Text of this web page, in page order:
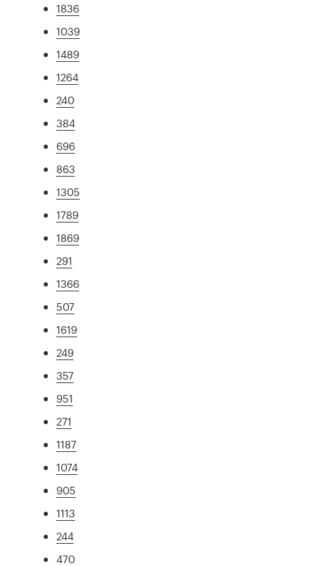
1836
1039
1489
1264
240
384
696
863
1305
1789
1869
291
1366
507
1619
249
357
951
271
1187
1074
905
1113
244
470